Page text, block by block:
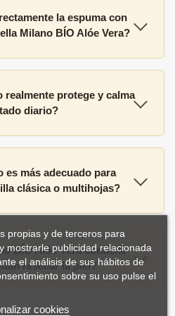
la espuma con
Milano BÍO Alóe Vera?
realmente protege y calma
diario?
es más adecuado para
clásica o multihojas?
BÍO Alóe Vera contiene
resecar la piel?
propias y de terceros para
mostrarle publicidad relacionada
el análisis de sus hábitos de
sobre su uso pulse el
cookies